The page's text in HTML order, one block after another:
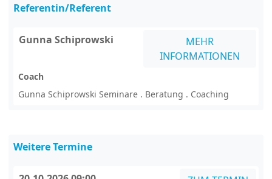
Referentin/Referent
Gunna Schiprowski
MEHR
INFORMATIONEN
Coach
Gunna Schiprowski Seminare . Beratung . Coaching
Weitere Termine